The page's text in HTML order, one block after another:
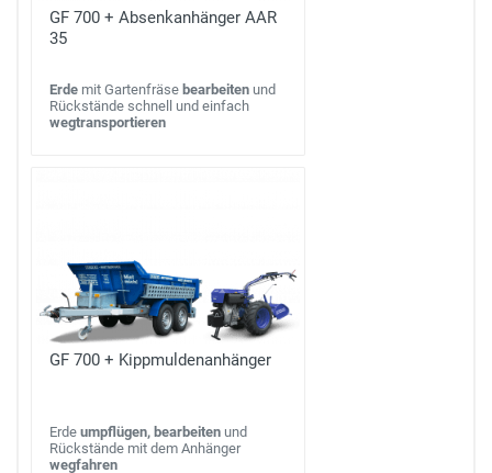
GF 700 + Absenkanhänger AAR
35
Erde mit Gartenfräse bearbeiten und
Rückstände schnell und einfach
wegtransportieren
GF 700 + Kippmuldenanhänger
Erde umpflügen, bearbeiten und
Rückstände mit dem Anhänger
wegfahren